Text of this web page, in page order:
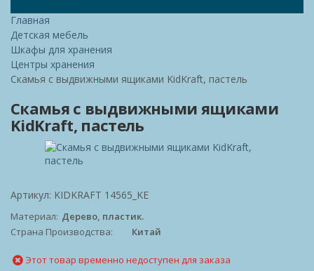
Главная
Детская мебель
Шкафы для хранения
Центры хранения
Скамья с выдвижными ящиками KidKraft, пастель
Скамья с выдвижными ящиками
KidKraft, пастель
Артикул: KIDKRAFT 14565_KE
Материал Дерево, пластик.
Страна Производства
Китай
Этот товар временно недоступен для заказа